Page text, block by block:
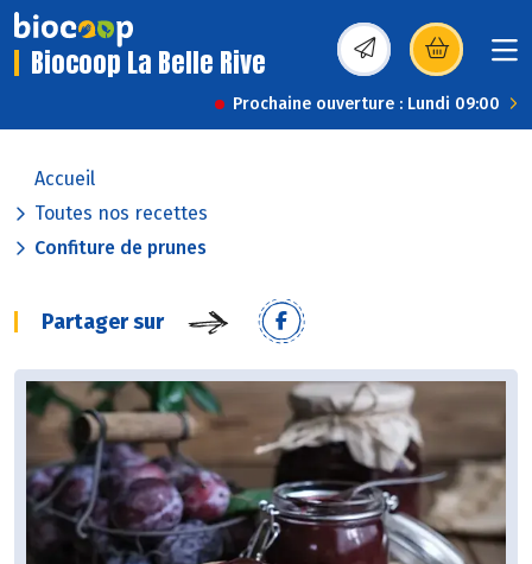
Biocoop La Belle Rive (s’ouvre dans une
Prochaine ouverture : Lundi 09:00
Accueil
Toutes nos recettes
Confiture de prunes
Partager sur